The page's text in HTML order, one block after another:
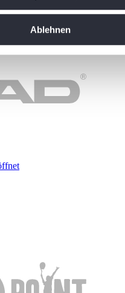
persönlichen Daten
und die Zugriffe auf
Informationen zu Ihrer
Werbung und
Ablehnen